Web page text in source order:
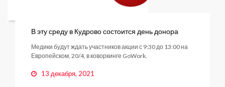
В эту среду в Кудрово состоится день донора
Медики будут ждать участников акции с 9:30 до 13:00 на
Европейском, 20/4, в коворкинге GoWork.
13 декабря, 2021